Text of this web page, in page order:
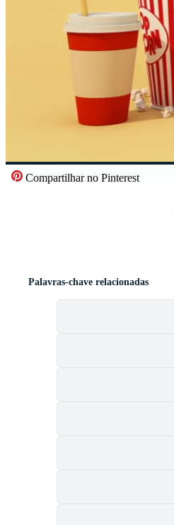
Compartilhar no Pinterest
Palavras-chave relacionadas